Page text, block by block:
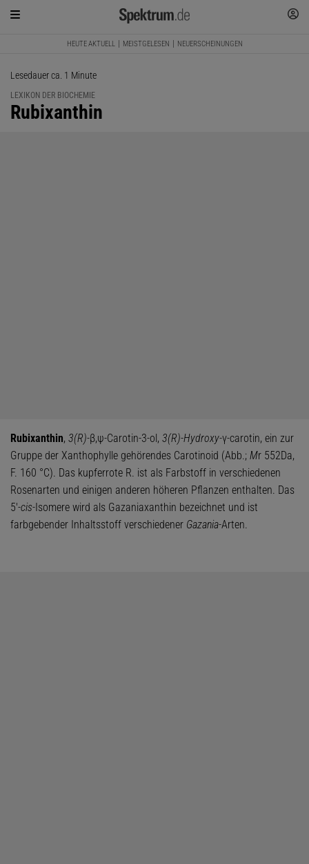
HEUTE AKTUELL MEISTGELESEN NEUERSCHEINUNGEN
Lesedauer ca. 1 Minute
LEXIKON DER BIOCHEMIE
:
Rubixanthin
Rubixanthin, 3(R)-β,ψ-Carotin-3-ol, 3(R)-Hydroxy-γ-carotin, ein zur
Gruppe der Xanthophylle gehörendes Carotinoid (Abb.; Mr 552Da,
F. 160 °C). Das kupferrote R. ist als Farbstoff in verschiedenen
Rosenarten und einigen anderen höheren Pflanzen enthalten. Das
5'-cis-Isomere wird als Gazaniaxanthin bezeichnet und ist
farbgebender Inhaltsstoff verschiedener Gazania-Arten.